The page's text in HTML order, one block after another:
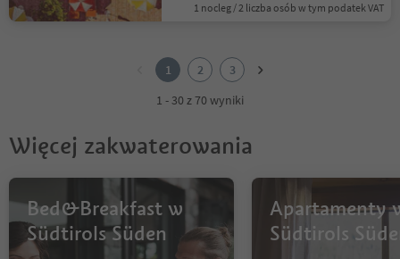
1 nocleg / 2 liczba osób w tym podatek VAT
1 2
3
1 - 30 z 70 wyniki
Więcej zakwaterowania
Bed&Breakfast w
Südtirols Süden
Apartamenty
Südtirols